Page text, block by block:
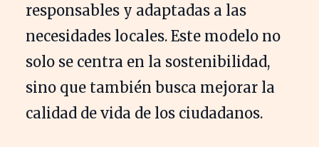
responsables y adaptadas a las
necesidades locales. Este modelo no
solo se centra en la sostenibilidad,
sino que también busca mejorar la
calidad de vida de los ciudadanos.